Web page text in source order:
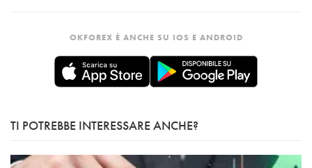
OKFOREX È ANCHE SU IOS E ANDROID
TI POTREBBE INTERESSARE ANCHE?